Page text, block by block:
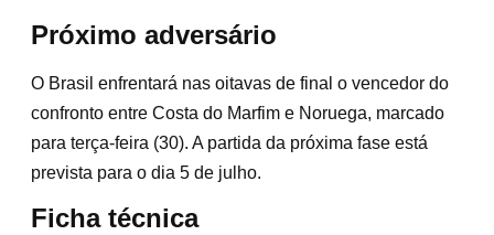
Próximo adversário
O Brasil enfrentará nas oitavas de final o vencedor do
confronto entre Costa do Marfim e Noruega, marcado
para terça-feira (30). A partida da próxima fase está
prevista para o dia 5 de julho.
Ficha técnica